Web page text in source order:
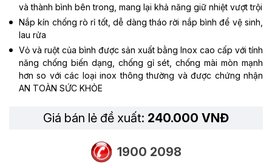
và thành bình bên trong, mang lại khả năng giữ nhiệt vượt trội
Nắp kín chống rò rỉ tốt, dễ dàng tháo rời nắp bình để vệ sinh,
lau rửa
Vỏ và ruột của bình được sản xuất bằng Inox cao cấp với tính
năng chống biến dạng, chống gỉ sét, chống mài mòn mạnh
hơn so với các loại inox thông thường và được chứng nhận
AN TOÀN SỨC KHỎE
Giá bán lẻ đề xuất: 240.000 VNĐ
1900 2098